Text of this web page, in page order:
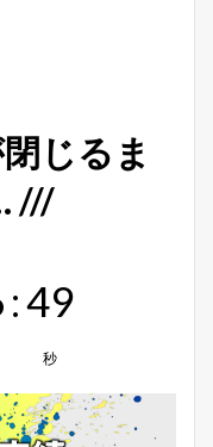
じるま
///
:48
秒